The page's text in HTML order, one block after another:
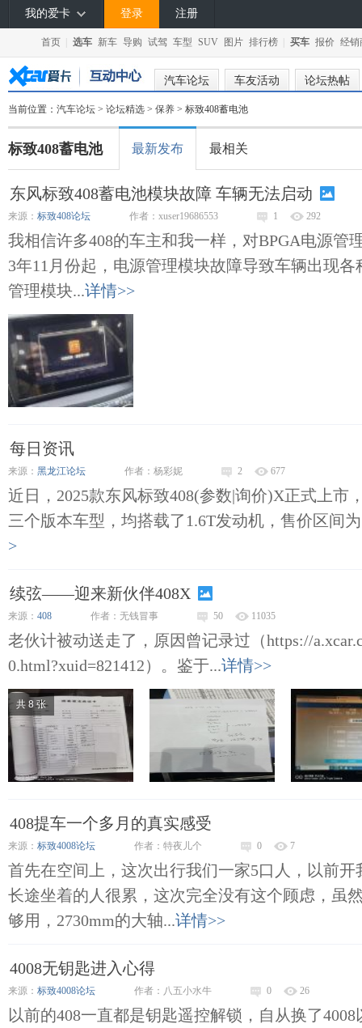
我的爱卡 登录 注册
首页 选车 新车 导购 试驾 车型 SUV 图片 排行榜 买车 报价 经销
汽车论坛 车友活动 论坛热帖
当前位置： 汽车论坛 > 论坛精选 > 保养 > 标致408蓄电池
标致408蓄电池 最新发布 最相关
东风标致408蓄电池模块故障 车辆无法启动
来源： 标致408论坛 作者：xuser19686553 1 292
我相信许多408的车主和我一样，对BPGA电源管
3年11月份起，电源管理模块故障导致车辆出现各
管理模块...详情>>
每日资讯
来源： 黑龙江论坛 作者：杨彩妮 2 677
近日，2025款东风标致408(参数|询价)X正式上市
三个版本车型，均搭载了1.6T发动机，售价区间
>
续弦——迎来新伙伴408X
来源： 408 作者：无钱冒事 50 11035
老伙计被动送走了，原因曾记录过（https://
0.html?xuid=821412）。鉴于...详情>>
共 8 张
408提车一个多月的真实感受
来源： 标致4008论坛 作者：特夜儿个 0 7
首先在空间上，这次出行我们一家5口人，以前
长途坐着的人很累，这次完全没有这个顾虑，虽
够用，2730mm的大轴...详情>>
4008无钥匙进入心得
来源： 标致4008论坛 作者：八五小水牛 0 26
以前的408一直都是钥匙遥控解锁，自从换了